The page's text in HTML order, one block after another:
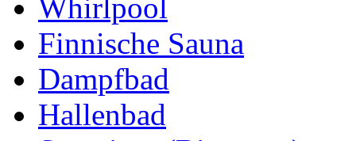
Whirlpool
Finnische Sauna
Dampfbad
Hallenbad